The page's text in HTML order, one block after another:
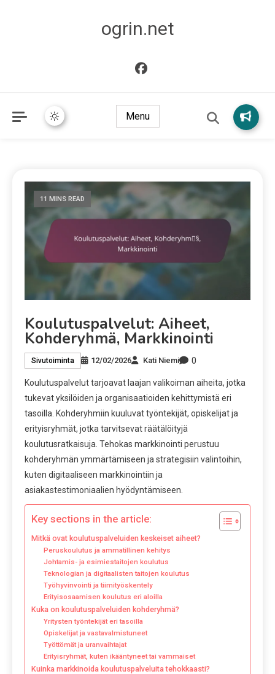
ogrin.net
Menu
11 MINS READ
Koulutuspalvelut: Aiheet,
Kohderyhmä, Markkinointi
Sivutoiminta 12/02/2026 Kati Niemi 0
Koulutuspalvelut tarjoavat laajan valikoiman aiheita, jotka
tukevat yksilöiden ja organisaatioiden kehittymistä eri
tasoilla. Kohderyhmiin kuuluvat työntekijät, opiskelijat ja
erityisryhmät, jotka tarvitsevat räätälöityjä
koulutusratkaisuja. Tehokas markkinointi perustuu
kohderyhmän ymmärtämiseen ja strategisiin valintoihin,
kuten digitaaliseen markkinointiin ja
asiakastestimoniaalien hyödyntämiseen.
Key sections in the article:
Mitkä ovat koulutuspalveluiden keskeiset aiheet?
Peruskoulutus ja ammatillinen kehitys
Johtamis- ja esimiestaitojen koulutus
Teknologian ja digitaalisten taitojen koulutus
Työhyvinvointi ja tiimityöskentely
Erityisosaamisen koulutus eri aloilla
Kuka on koulutuspalveluiden kohderyhmä?
Yritysten työntekijät eri tasoilla
Opiskelijat ja vastavalmistuneet
Työttömät ja uranvaihtajat
Erityisryhmät, kuten ikääntyneet tai vammaiset
Kuinka markkinoida koulutuspalveluita tehokkaasti?